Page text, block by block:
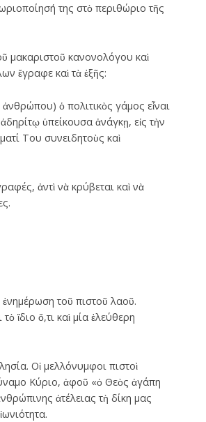
της στὸ περιθώριο τῆς
μακαριστοῦ κανονολόγου καὶ
ἔγραφε καὶ τὰ ἑξῆς:
ὁ πολιτικὸς γάμος εἶναι
ὑπείκουσα ἀνάγκῃ, εἰς τὴν
Του συνειδητοὺς καὶ
ἀντὶ νὰ κρύβεται καὶ νὰ
τοῦ πιστοῦ λαοῦ.
ἴδιο ὅ,τι καὶ μία ἐλεύθερη
Οἱ μελλόνυμφοι πιστοὶ
Κύριο, ἀφοῦ «ὁ Θεὸς ἀγάπη
ἀτέλειας τὴ δίκη μας